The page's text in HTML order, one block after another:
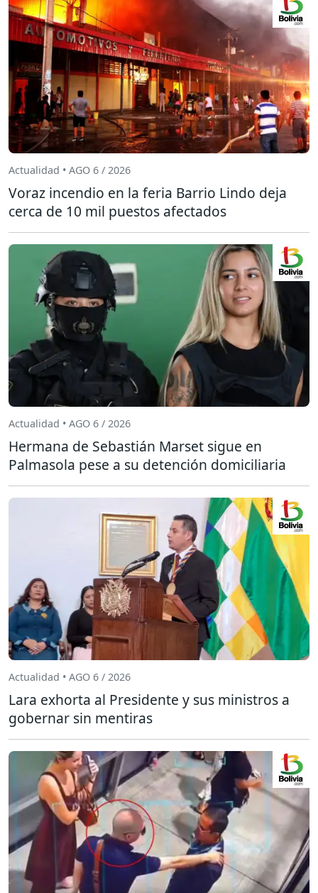
Actualidad • AGO 6 / 2026
Voraz incendio en la feria Barrio Lindo deja
cerca de 10 mil puestos afectados
Actualidad • AGO 6 / 2026
Hermana de Sebastián Marset sigue en
Palmasola pese a su detención domiciliaria
Actualidad • AGO 6 / 2026
Lara exhorta al Presidente y sus ministros a
gobernar sin mentiras